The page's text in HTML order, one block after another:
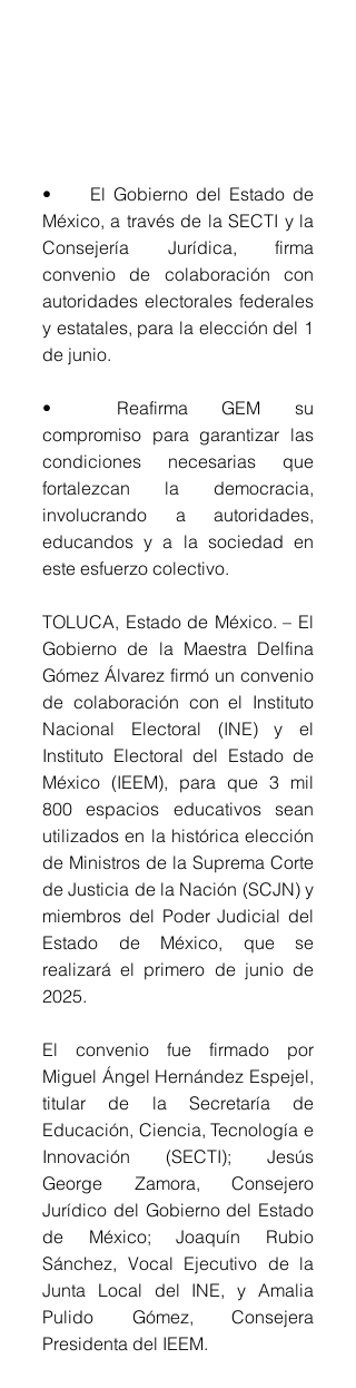
•	El Gobierno del Estado de
México, a través de la SECTI y la
Consejería Jurídica, firma
convenio de colaboración con
autoridades electorales federales
y estatales, para la elección del 1
de junio.
•	Reafirma GEM su
compromiso para garantizar las
condiciones necesarias que
fortalezcan la democracia,
involucrando a autoridades,
educandos y a la sociedad en
este esfuerzo colectivo.
TOLUCA, Estado de México. – El
Gobierno de la Maestra Delfina
Gómez Álvarez firmó un convenio
de colaboración con el Instituto
Nacional Electoral (INE) y el
Instituto Electoral del Estado de
México (IEEM), para que 3 mil
800 espacios educativos sean
utilizados en la histórica elección
de Ministros de la Suprema Corte
de Justicia de la Nación (SCJN) y
miembros del Poder Judicial del
Estado de México, que se
realizará el primero de junio de
2025.
El convenio fue firmado por
Miguel Ángel Hernández Espejel,
titular de la Secretaría de
Educación, Ciencia, Tecnología e
Innovación (SECTI); Jesús
George Zamora, Consejero
Jurídico del Gobierno del Estado
de México; Joaquín Rubio
Sánchez, Vocal Ejecutivo de la
Junta Local del INE, y Amalia
Pulido Gómez, Consejera
Presidenta del IEEM.